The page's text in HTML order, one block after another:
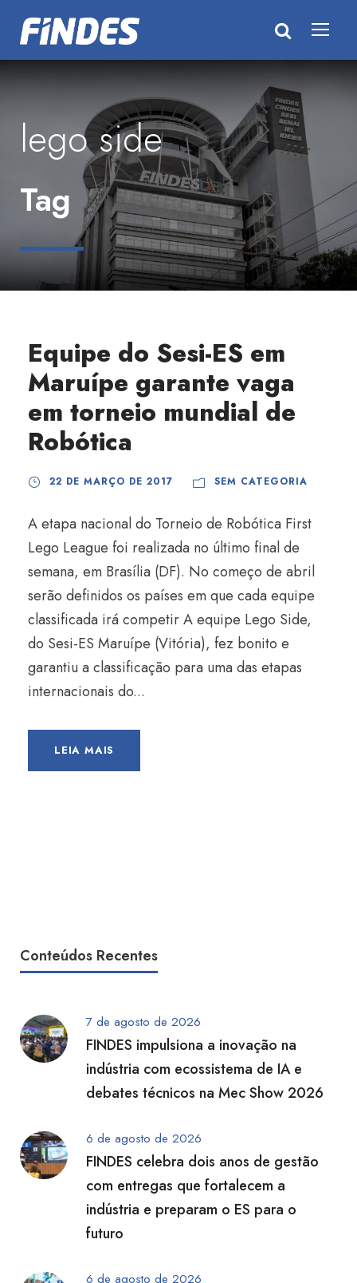
lego side
Tag
Equipe do Sesi-ES em
Maruípe garante vaga
em torneio mundial de
Robótica
22 DE MARÇO DE 2017 SEM CATEGORIA
A etapa nacional do Torneio de Robótica First
Lego League foi realizada no último final de
semana, em Brasília (DF). No começo de abril
serão definidos os países em que cada equipe
classificada irá competir A equipe Lego Side,
do Sesi-ES Maruípe (Vitória), fez bonito e
garantiu a classificação para uma das etapas
internacionais do...
LEIA MAIS
Conteúdos Recentes
7 de agosto de 2026
FINDES impulsiona a inovação na
indústria com ecossistema de IA e
debates técnicos na Mec Show 2026
6 de agosto de 2026
FINDES celebra dois anos de gestão
com entregas que fortalecem a
indústria e preparam o ES para o
futuro
6 de agosto de 2026